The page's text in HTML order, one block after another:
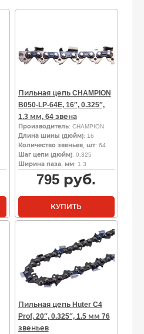
Пильная цепь CHAMPION
B050-LP-64E, 16″, 0.325″,
1.3 мм, 64 звена
Производитель: CHAMPION
Длина шины (дюйм): 16
Количество звеньев, шт: 64
Шаг цепи (дюйм): 0.325
Ширина паза, мм: 1.3
795 руб.
КУПИТЬ
Пильная цепь Huter C4
Prof, 20″, 0.325″, 1.5 мм 76
звеньев